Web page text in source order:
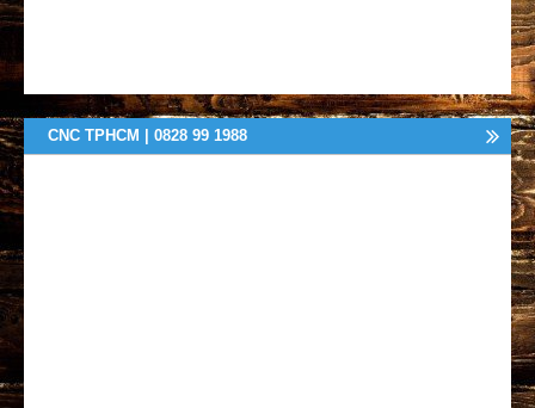
CNC TPHCM | 0828 99 1988